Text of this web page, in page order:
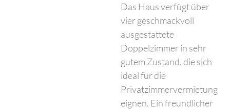
Das Haus verfügt über
vier geschmackvoll
ausgestattete
Doppelzimmer in sehr
gutem Zustand, die sich
ideal für die
Privatzimmervermietung
eignen. Ein freundlicher